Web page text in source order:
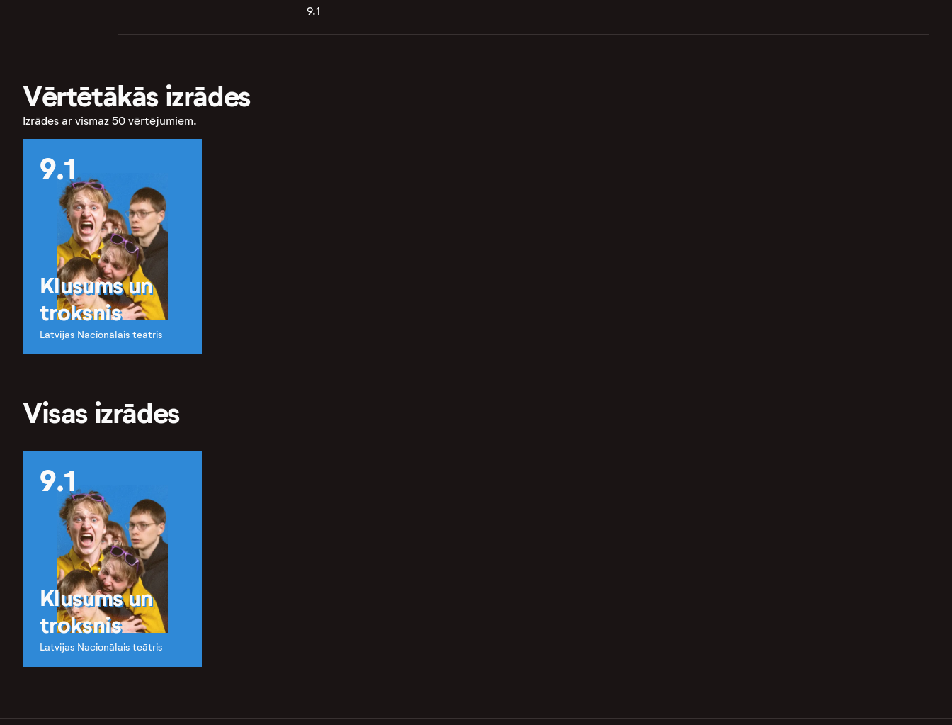
9.1
Vērtētākās izrādes
Izrādes ar vismaz 50 vērtējumiem.
9.1
Klusums un
troksnis
Latvijas Nacionālais teātris
Visas izrādes
9.1
Klusums un
troksnis
Latvijas Nacionālais teātris